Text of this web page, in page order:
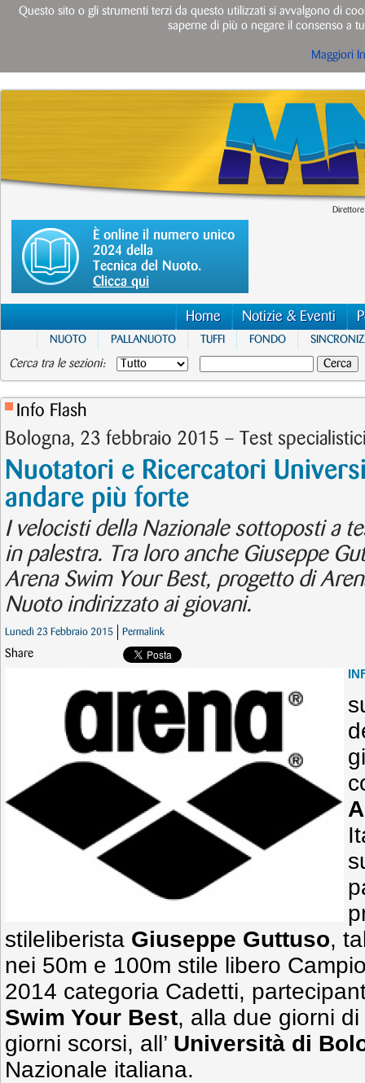
È online il numero unico
2024 della
Tecnica del Nuoto.
Clicca qui
Home Notizie & Eventi
NUOTO PALLANUOTO TUFFI FONDO
Cerca tra le sezioni:
Info Flash
Bologna, 23 febbraio 2015 – Test
Nuotatori e Ricercatori
andare più forte
I velocisti della Nazionale sottoposti a
in palestra. Tra loro anche Giuseppe
Arena Swim Your Best, progetto di
Nuoto indirizzato ai giovani.
Lunedì 23 Febbraio 2015 Permalink
Share
stileliberista Giuseppe Guttuso,
nei 50m e 100m stile libero
2014 categoria Cadetti,
Swim Your Best, alla due giorni
giorni scorsi, all’ Università di
Nazionale italiana.
Questo sito o gli strumenti terzi da questo utilizzati si avvalgono di
saperne di più o negare il consenso a
Maggiori